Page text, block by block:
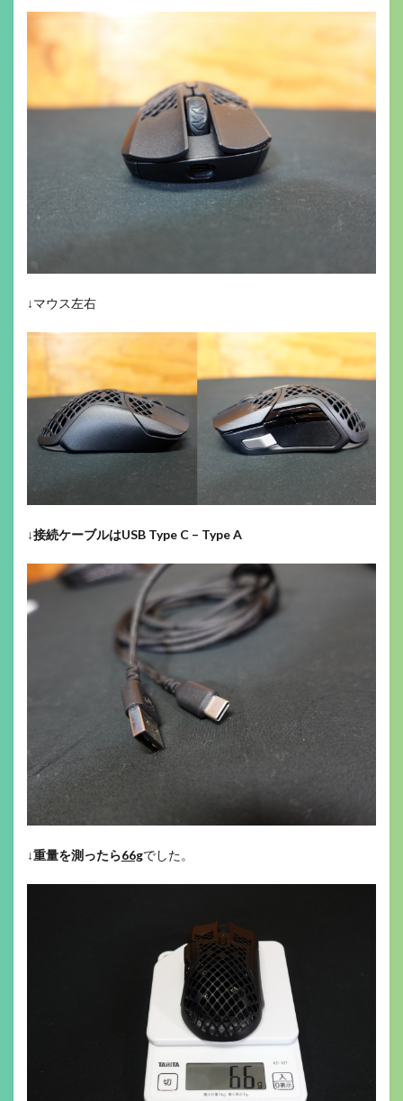
↓マウス左右
↓接続ケーブルはUSB Type C – Type A
↓重量を測ったら66gでした。